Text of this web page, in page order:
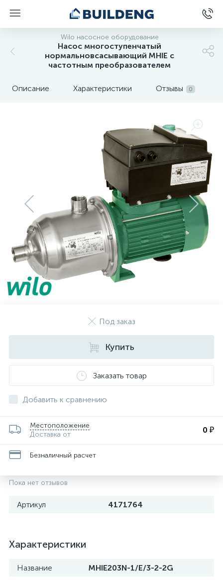
Wilo насосное оборудование
Насос многоступенчатый
нормальновсасывающий MHIE с
частотным преобразователем
Описание Характеристики Отзывы 0
Под заказ
Купить
Заказать товар
Добавить к сравнению
Местоположение
Доставка от
0 ₽
Безналичный расчет
Пока нет отзывов
Артикул 4171764
Характеристики
Название
MHIE203N-1/E/3-2-2G